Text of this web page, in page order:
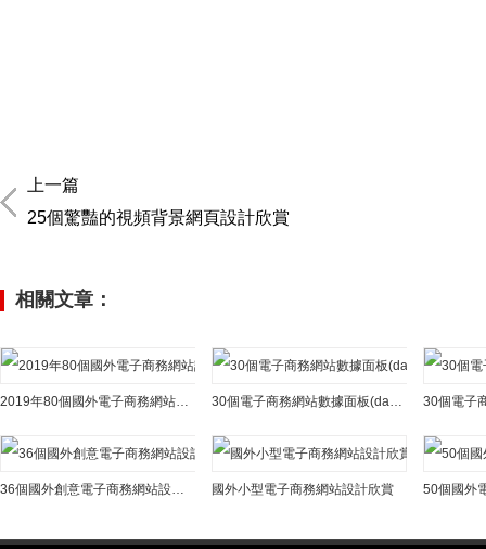
上一篇
25個驚豔的視頻背景網頁設計欣賞
相關文章：
2019年80個國外電子商務網站設計欣賞 30個電子商務網站數據面板(dashboard)UI界面設計 30個電子
36個國外創意電子商務網站設計欣賞 國外小型電子商務網站設計欣賞 50個國外